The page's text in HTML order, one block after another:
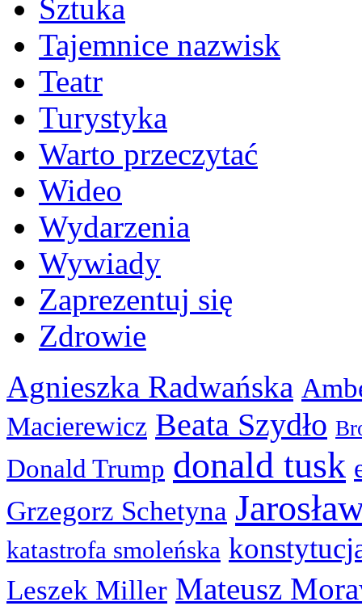
Sztuka
Tajemnice nazwisk
Teatr
Turystyka
Warto przeczytać
Wideo
Wydarzenia
Wywiady
Zaprezentuj się
Zdrowie
Agnieszka Radwańska
Macierewicz Beata Szydło
Donald Trump donald tusk
Grzegorz Schetyna
katastrofa smoleńska
Leszek Miller Mateusz